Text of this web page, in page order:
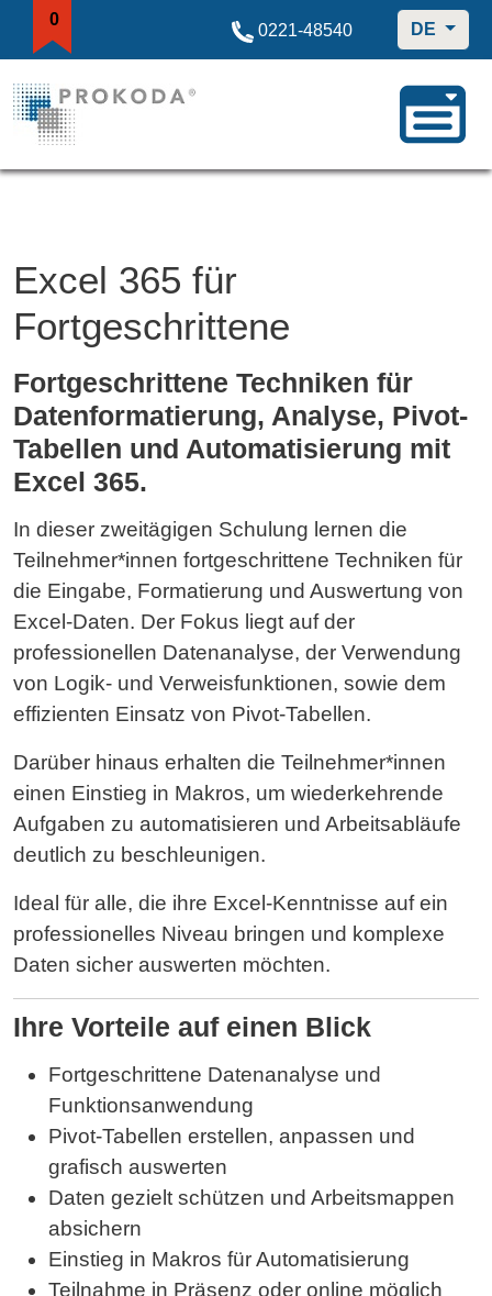
0
0221-48540 DE
Excel 365 für
Fortgeschrittene
Fortgeschrittene Techniken für
Datenformatierung, Analyse, Pivot-
Tabellen und Automatisierung mit
Excel 365.
In dieser zweitägigen Schulung lernen die
Teilnehmer*innen fortgeschrittene Techniken für
die Eingabe, Formatierung und Auswertung von
Excel-Daten. Der Fokus liegt auf der
professionellen Datenanalyse, der Verwendung
von Logik- und Verweisfunktionen, sowie dem
effizienten Einsatz von Pivot-Tabellen.
Darüber hinaus erhalten die Teilnehmer*innen
einen Einstieg in Makros, um wiederkehrende
Aufgaben zu automatisieren und Arbeitsabläufe
deutlich zu beschleunigen.
Ideal für alle, die ihre Excel-Kenntnisse auf ein
professionelles Niveau bringen und komplexe
Daten sicher auswerten möchten.
Ihre Vorteile auf einen Blick
Fortgeschrittene Datenanalyse und
Funktionsanwendung
Pivot-Tabellen erstellen, anpassen und
grafisch auswerten
Daten gezielt schützen und Arbeitsmappen
absichern
Einstieg in Makros für Automatisierung
Teilnahme in Präsenz oder online möglich